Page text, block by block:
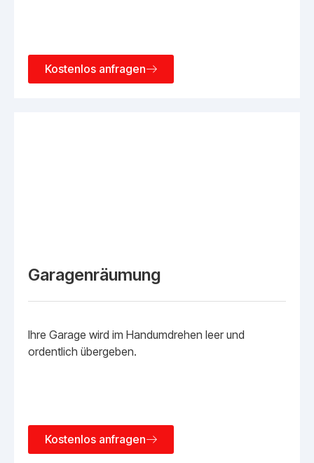
Kostenlos anfragen
Garagenräumung
Ihre Garage wird im Handumdrehen leer und
ordentlich übergeben.
Kostenlos anfragen